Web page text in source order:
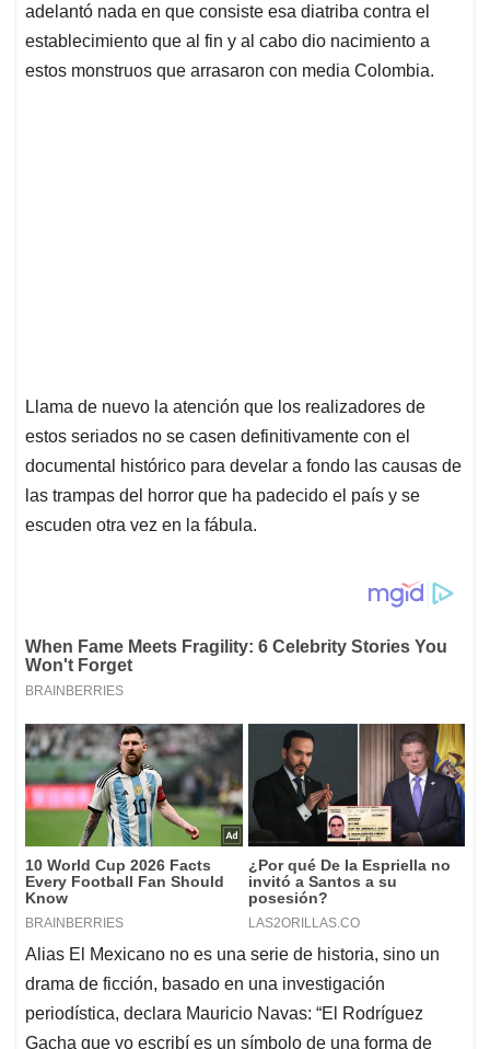
adelantó nada en que consiste esa diatriba contra el
establecimiento que al fin y al cabo dio nacimiento a
estos monstruos que arrasaron con media Colombia.
Llama de nuevo la atención que los realizadores de
estos seriados no se casen definitivamente con el
documental histórico para develar a fondo las causas de
las trampas del horror que ha padecido el país y se
escuden otra vez en la fábula.
Alias El Mexicano no es una serie de historia, sino un
drama de ficción, basado en una investigación
periodística, declara Mauricio Navas: “El Rodríguez
Gacha que yo escribí es un símbolo de una forma de